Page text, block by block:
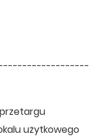
użytkowego